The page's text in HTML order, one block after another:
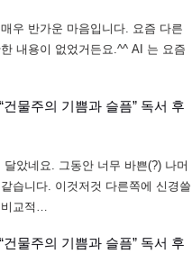
우 반가운 마음입니다. 요즘 다른
내용이 없었거든요.^^ AI 는 요즘
물주의 기쁨과 슬픔” 독서 후
았네요. 그동안 너무 바쁜(?) 나머
습니다. 이것저것 다른쪽에 신경쓸
교적…
물주의 기쁨과 슬픔” 독서 후